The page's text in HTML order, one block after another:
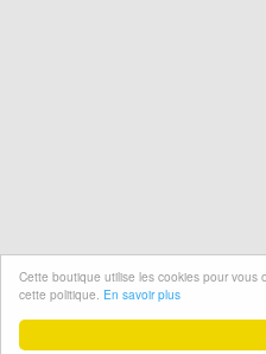
Cette boutique utilise les cookies pour vous
cette politique. En savoir plus